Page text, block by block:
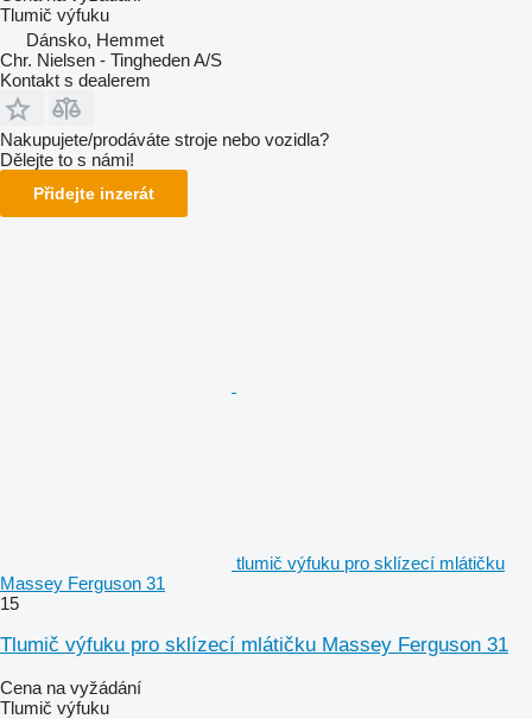
Tlumič výfuku
Dánsko, Hemmet
Chr. Nielsen - Tingheden A/S
Kontakt s dealerem
Nakupujete/prodáváte stroje nebo vozidla?
Dělejte to s námi!
Přidejte inzerát
tlumič výfuku pro sklízecí mlátičku
Massey Ferguson 31
15
Tlumič výfuku pro sklízecí mlátičku Massey Ferguson 31
Cena na vyžádání
Tlumič výfuku